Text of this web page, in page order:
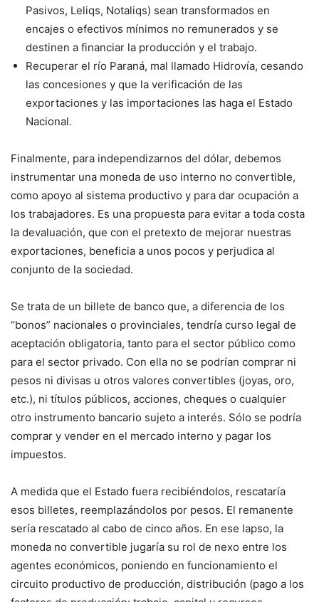
Pasivos, Leliqs, Notaliqs) sean transformados en
encajes o efectivos mínimos no remunerados y se
destinen a financiar la producción y el trabajo.
Recuperar el río Paraná, mal llamado Hidrovía, cesando
las concesiones y que la verificación de las
exportaciones y las importaciones las haga el Estado
Nacional.
Finalmente, para independizarnos del dólar, debemos
instrumentar una moneda de uso interno no convertible,
como apoyo al sistema productivo y para dar ocupación a
los trabajadores. Es una propuesta para evitar a toda costa
la devaluación, que con el pretexto de mejorar nuestras
exportaciones, beneficia a unos pocos y perjudica al
conjunto de la sociedad.
Se trata de un billete de banco que, a diferencia de los
“bonos” nacionales o provinciales, tendría curso legal de
aceptación obligatoria, tanto para el sector público como
para el sector privado. Con ella no se podrían comprar ni
pesos ni divisas u otros valores convertibles (joyas, oro,
etc.), ni títulos públicos, acciones, cheques o cualquier
otro instrumento bancario sujeto a interés. Sólo se podría
comprar y vender en el mercado interno y pagar los
impuestos.
A medida que el Estado fuera recibiéndolos, rescataría
esos billetes, reemplazándolos por pesos. El remanente
sería rescatado al cabo de cinco años. En ese lapso, la
moneda no convertible jugaría su rol de nexo entre los
agentes económicos, poniendo en funcionamiento el
circuito productivo de producción, distribución (pago a los